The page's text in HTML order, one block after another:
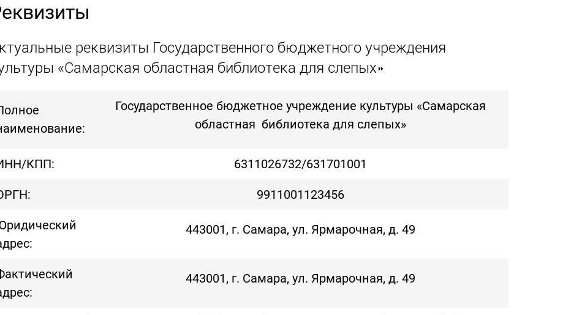
реквизиты Государственного бюджетного учреждения
«Самарская областная библиотека для слепых»
Государственное бюджетное учреждение культуры «Самарская
областная библиотека для слепых»
КПП: 6311026732/631701001
9911001123456
443001, г. Самара, ул. Ярмарочная, д. 49
443001, г. Самара, ул. Ярмарочная, д. 49